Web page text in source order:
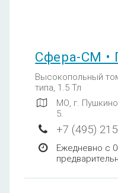
Сфера-СМ •
Высокопольный
типа, 1.5 Тл
МО, г.
5.
+7 (495)
Ежедневно с